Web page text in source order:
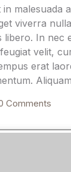
malesuada
viverra
libero. In nec
velit,
erat
Comments